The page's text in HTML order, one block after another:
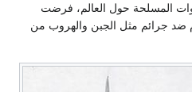
المسلحة حول العالم، فرضت
ضد جرائم مثل الجبن والهروب من